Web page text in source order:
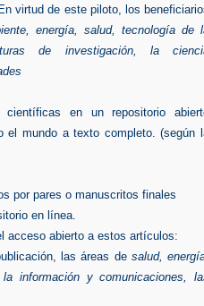
virtud de este piloto, los
energía,salud,tecnología de
de investigación, la
en un repositorio
el mundo a texto completo.(según
por pares o manuscritos finales
en línea.
acceso abierto a estos artículos:
las áreas de salud,
información y comunicaciones,